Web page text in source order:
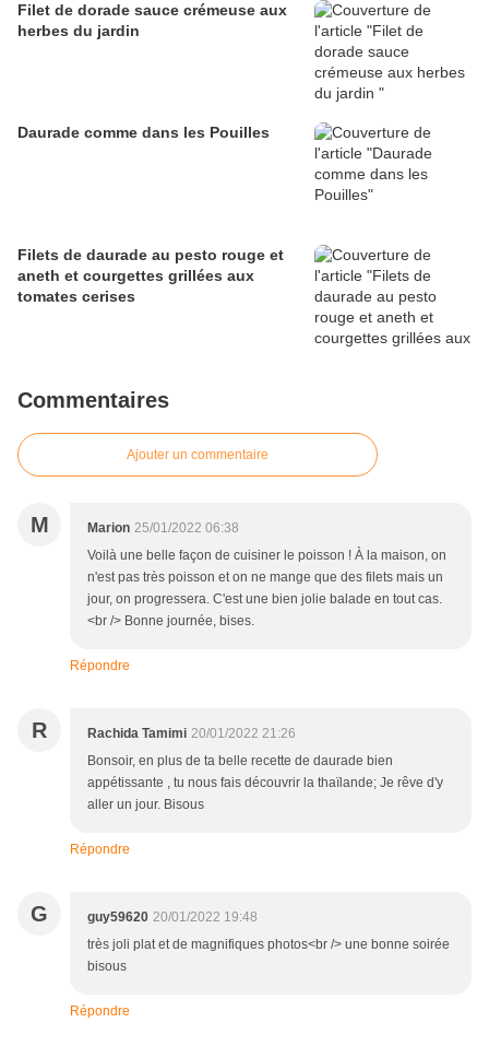
Filet de dorade sauce crémeuse aux
herbes du jardin
Daurade comme dans les Pouilles
Filets de daurade au pesto rouge et
aneth et courgettes grillées aux
tomates cerises
Commentaires
Ajouter un commentaire
M Marion 25/01/2022 06:38
Voilà une belle façon de cuisiner le poisson ! À la maison, on
n'est pas très poisson et on ne mange que des filets mais un
jour, on progressera. C'est une bien jolie balade en tout cas.
<br /> Bonne journée, bises.
Répondre
R Rachida Tamimi 20/01/2022 21:26
Bonsoir, en plus de ta belle recette de daurade bien
appétissante , tu nous fais découvrir la thaïlande; Je rêve d'y
aller un jour. Bisous
Répondre
G guy59620 20/01/2022 19:48
très joli plat et de magnifiques photos<br /> une bonne soirée
bisous
Répondre